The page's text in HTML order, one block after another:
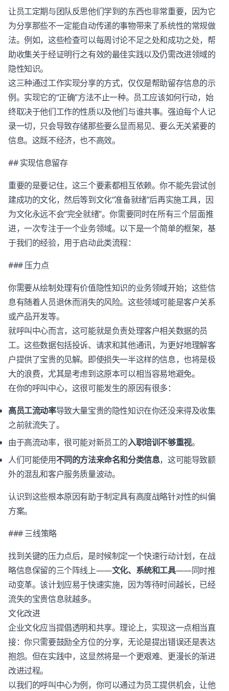
让员工定期与团队反思他们学到的东西也非常重要，因为它
为分享那些不一定能自动传递的事物带来了系统性的常规做
法。例如，这些检查可以每周讨论不足之处和成功之处，帮
助收集关于经证明行之有效的最佳实践以及仍需改进领域的
隐性知识。
这三种通过工作实现分享的方式，仅仅是帮助留存信息的示
例。实现它的“正确”方法不止一种。员工应该如何行动，始
终取决于他们工作的性质以及他们与谁共事。强迫每个人记
录一切，只会导致存储那些要么显而易见、要么无关紧要的
信息。这既不经济，也不高效。
## 实现信息留存
重要的是要记住，这三个要素都相互依赖。你不能先尝试创
建成功的文化，然后等到文化“准备就绪”后再实施工具，因
为文化永远不会“完全就绪”。你需要同时在所有三个层面推
进，一次专注于一个业务领域。以下是一个简单的框架，基
于我们的经验，用于启动此类流程：
### 压力点
你需要从绘制处理有价值隐性知识的业务领域开始；这些信
息有随着人员退休而消失的风险。这些领域可能是客户关系
或产品开发等。
就呼叫中心而言，这可能就是负责处理客户相关数据的员
工。这些数据包括投诉、请求和其他通讯，为更好地理解客
户提供了宝贵的见解。即使损失一半这样的信息，也将是极
大的浪费，尤其是考虑到这原本可以相当容易地避免。
在你的呼叫中心，这很可能发生的原因有很多：
高员工流动率导致大量宝贵的隐性知识在你还没来得及收集
之前就流失了。
由于高流动率，很可能对新员工的入职培训不够重视。
人们可能使用不同的方法来命名和分类信息，这可能导致额
外的混乱和客户服务质量波动。
认识到这些根本原因有助于制定具有高度战略针对性的纠偏
方案。
### 三线策略
找到关键的压力点后，是时候制定一个快速行动计划，在战
略信息保留的三个阵线上——文化、系统和工具——同时推
动变革。该计划应易于快速实施，因为等待时间越长，已经
流失的宝贵信息就越多。
文化改进
企业文化应当提倡透明和共享。理论上，实现这一点相当直
接：你只需要鼓励全方位的分享，无论是提出错误还是表达
抱怨。但在实践中，这显然将是一个更艰难、更漫长的渐进
改进过程。
以我们的呼叫中心为例，你可以通过为员工提供机会，让他